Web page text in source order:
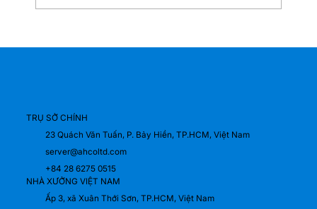
TRỤ SỞ CHÍNH
23 Quách Văn Tuấn, P. Bảy Hiền, TP.HCM, Việt Nam
server@ahcoltd.com
+84 28 6275 0515
NHÀ XƯỞNG VIỆT NAM
Ấp 3, xã Xuân Thới Sơn, TP.HCM, Việt Nam